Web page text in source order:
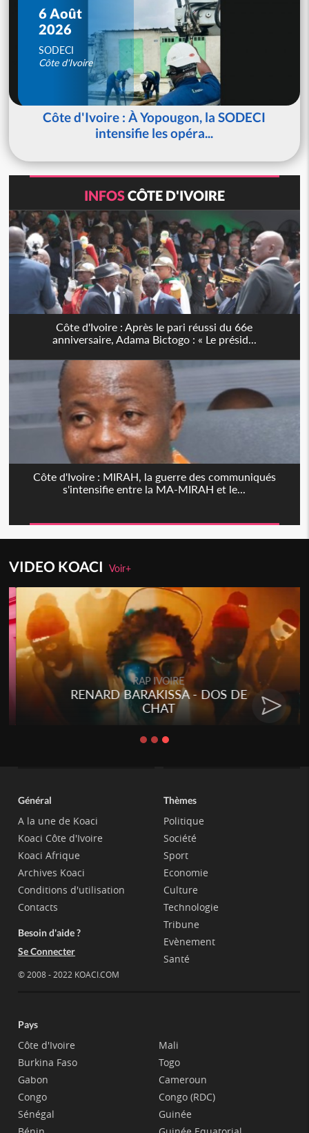
6 Août
2026
SODECI
Côte d'Ivoire
Côte d'Ivoire : À Yopougon, la SODECI
intensifie les opéra...
INFOSCÔTE D'IVOIRE
Côte d'Ivoire : Après le pari réussi du 66e
anniversaire, Adama Bictogo : « Le présid...
Côte d'Ivoire : MIRAH, la guerre des communiqués
s'intensifie entre la MA-MIRAH et le...
VIDEO KOACIVoir+
RAP IVOIRE
RENARD BARAKISSA - DOS DE
CHAT
Général
A la une de Koaci
Koaci Côte d'Ivoire
Koaci Afrique
Archives Koaci
Conditions d'utilisation
Contacts
Besoin d'aide ?
Se Connecter
© 2008 - 2022 KOACI.COM
Thèmes
Politique
Société
Sport
Economie
Culture
Technologie
Tribune
Evènement
Santé
Pays
Côte d'Ivoire
Burkina Faso
Gabon
Congo
Sénégal
Mali
Togo
Cameroun
Congo (RDC)
Guinée